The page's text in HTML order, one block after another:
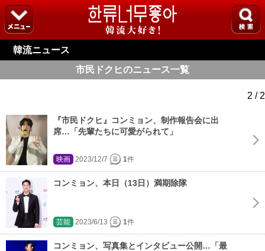
韓流ニュース
市民ドクヒのニュース一覧
2 / 2
『市民ドクヒ』コンミョン、制作報告会に出
席…「先輩たちに可愛がられて」
映画 2023/12/7 1件
コンミョン、本日（13日）満期除隊
芸能 2023/6/13 1件
コンミョン、写真集とインタビュー公開…「最